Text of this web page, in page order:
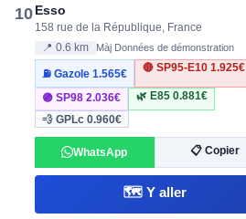
10Esso
158 rue de la République, France
📍 0.6 km Màj Données de démonstration
⛽ Gazole1.565€
🔴 SP95-E10 1.925€
🟣 SP982.036€ 🌿 E85 0.881€
💨 GPLc0.960€
WhatsApp 📋 Copier
🗺️ Y aller